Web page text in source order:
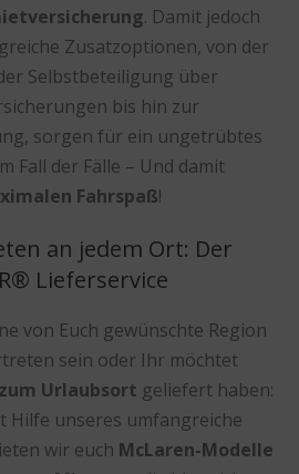
. Damit jedoch
Zusatzoptionen, von der
Selbstbeteiligung über
bis hin zur
sorgen für ein ungetrübtes
Fall der Fälle – Und damit
Fahrspaß!
an jedem Ort: Der
Lieferservice
von Euch gewünschte Region
sein oder Ihr möchtet
Urlaubsort geliefert haben:
Hilfe unseres umfangreiche
wir euch McLaren-Modelle